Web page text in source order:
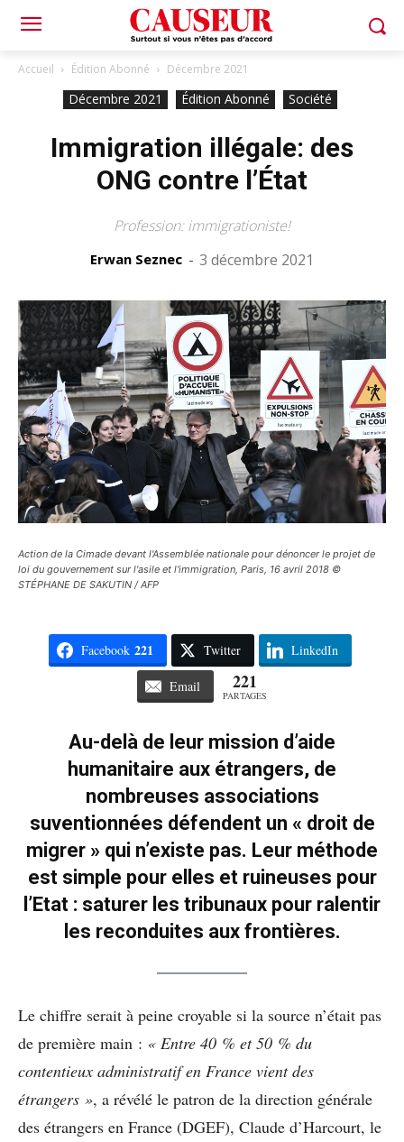
Accueil Édition Abonné Décembre 2021
Décembre 2021 Édition Abonné Société
Immigration illégale: des
ONG contre l’État
Profession: immigrationiste!
Erwan Seznec - 3 décembre 2021
Action de la Cimade devant l'Assemblée nationale pour dénoncer le projet de
loi du gouvernement sur l'asile et l'immigration, Paris, 16 avril 2018 ©
STÉPHANE DE SAKUTIN / AFP
Facebook 221 Twitter LinkedIn
Email 221
PARTAGES
Au-delà de leur mission d’aide
humanitaire aux étrangers, de
nombreuses associations
suventionnées défendent un « droit de
migrer » qui n’existe pas. Leur méthode
est simple pour elles et ruineuses pour
l’Etat : saturer les tribunaux pour ralentir
les reconduites aux frontières.
Le chiffre serait à peine croyable si la source n’était pas
de première main : « Entre 40 % et 50 % du
contentieux administratif en France vient des
étrangers », a révélé le patron de la direction générale
des étrangers en France (DGEF), Claude d’Harcourt, le